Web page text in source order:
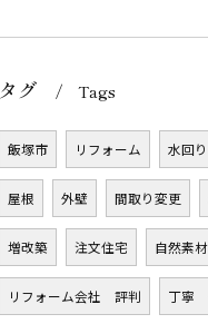
タグ Tags
飯塚市 リフォーム 水回り
屋根 外壁 間取り変更
増改築 注文住宅 自然素材
リフォーム会社 評判 丁寧